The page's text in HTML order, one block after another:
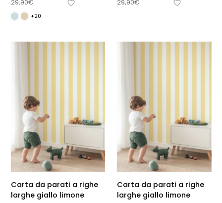
29,90€
+20
29,90€
Carta da parati a righe
larghe giallo limone
Carta da parati a righe
larghe giallo limone